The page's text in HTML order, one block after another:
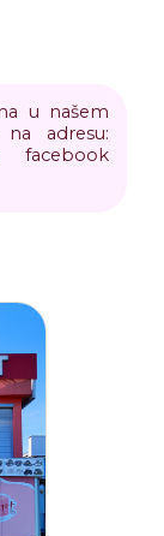
u našem
adresu: